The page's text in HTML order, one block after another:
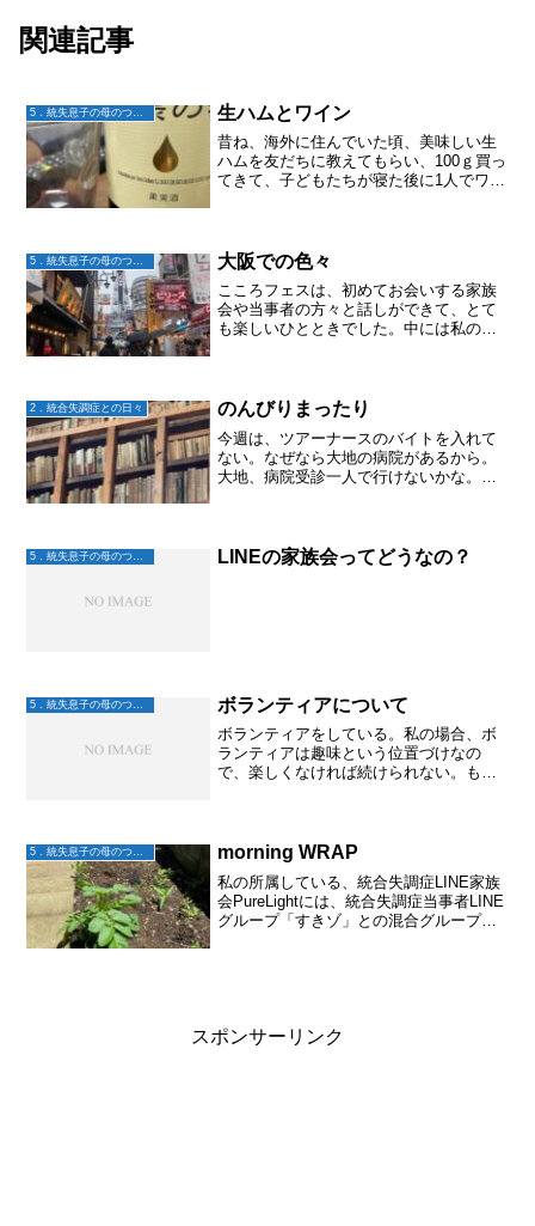
関連記事
生ハムとワイン
昔ね、海外に住んでいた頃、美味しい生
ハムを友だちに教えてもらい、100ｇ買っ
てきて、子どもたちが寝た後に1人でワイ
と生ハムを新たによ...
大阪での色々
こころフェスは、初めてお会いする家族
会や当事者の方々と話しができて、とて
も楽しいひとときでした。中には私のブ
りん地区に色々な意味で関...
2．統合失調症との日々 のんびりまったり
今週は、ツアーナースのバイトを入れて
ない。なぜなら大地の病院があるから。
大地、病院受診一人で行けないかな。。
も私がいるとやらない。電...
LINEの家族会ってどうなの？
ボランティアについて
ボランティアをしている。私の場合、ボ
ランティアは趣味という位置づけなの
で、楽しくなければ続けられない。もち
う。趣味はお金と時間をかけて...
5．統失息子の母のつぶやき morning WRAP
私の所属している、統合失調症LINE家族
会PureLightには、統合失調症当事者LINE
グループ「すきゾ」との混合グループが
スポンサーリンク